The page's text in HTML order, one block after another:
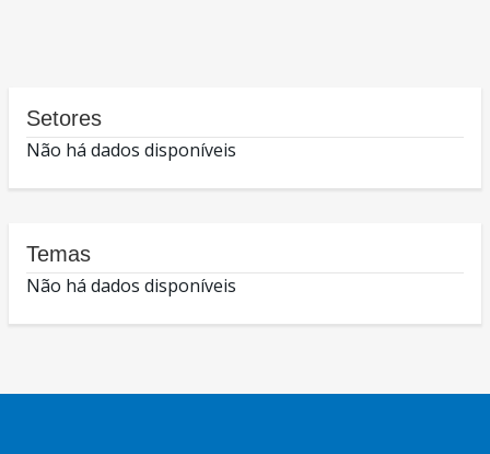
Setores
Não há dados disponíveis
Temas
Não há dados disponíveis